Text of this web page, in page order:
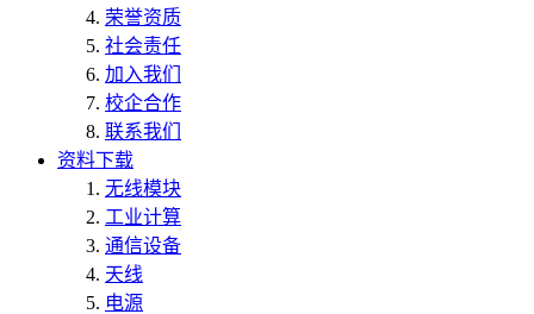
荣誉资质
社会责任
加入我们
校企合作
联系我们
资料下载
无线模块
工业计算
通信设备
天线
电源